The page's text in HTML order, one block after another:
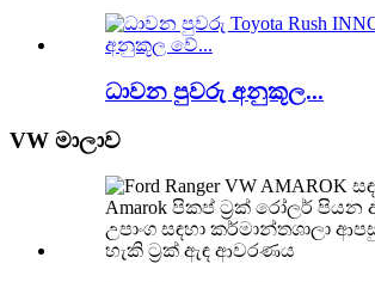
ධාවන පුවරු අනුකූල...
VW මාලාව